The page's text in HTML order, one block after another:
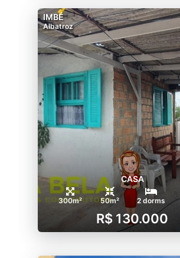
IMBÉ
Albatroz
CASA
300m² 50m² 2 dorms
R$ 130.000